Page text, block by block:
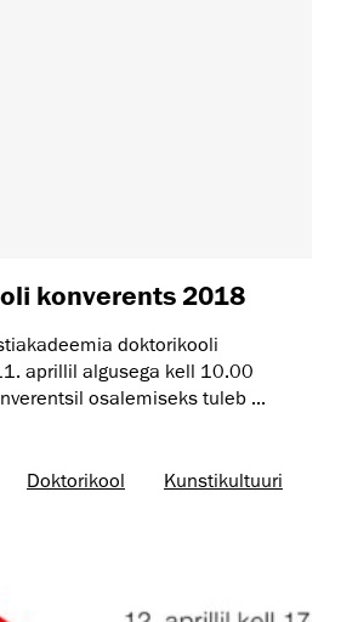
konverents 2018
doktorikooli
aprillil algusega kell 10.00
osalemiseks tuleb ...
Doktorikool
Kunsti­kultuuri